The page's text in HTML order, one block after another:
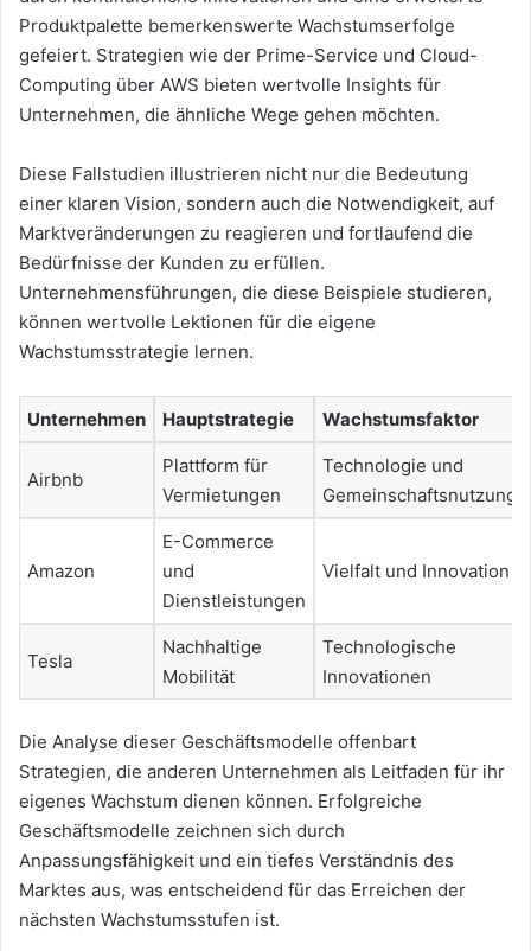
Produktpalette bemerkenswerte Wachstumserfolge
gefeiert. Strategien wie der Prime-Service und Cloud-
Computing über AWS bieten wertvolle Insights für
Unternehmen, die ähnliche Wege gehen möchten.
Diese Fallstudien illustrieren nicht nur die Bedeutung
einer klaren Vision, sondern auch die Notwendigkeit, auf
Marktveränderungen zu reagieren und fortlaufend die
Bedürfnisse der Kunden zu erfüllen.
Unternehmensführungen, die diese Beispiele studieren,
können wertvolle Lektionen für die eigene
Wachstumsstrategie lernen.
Unternehmen Hauptstrategie Wachstumsfaktor
Airbnb
Plattform für
Vermietungen
Technologie und
Gemeinschaftsnutzung
Amazon
E-Commerce
und
Dienstleistungen
Vielfalt und Innovation
Tesla
Nachhaltige
Mobilität
Technologische
Innovationen
Die Analyse dieser Geschäftsmodelle offenbart
Strategien, die anderen Unternehmen als Leitfaden für ihr
eigenes Wachstum dienen können. Erfolgreiche
Geschäftsmodelle zeichnen sich durch
Anpassungsfähigkeit und ein tiefes Verständnis des
Marktes aus, was entscheidend für das Erreichen der
nächsten Wachstumsstufen ist.